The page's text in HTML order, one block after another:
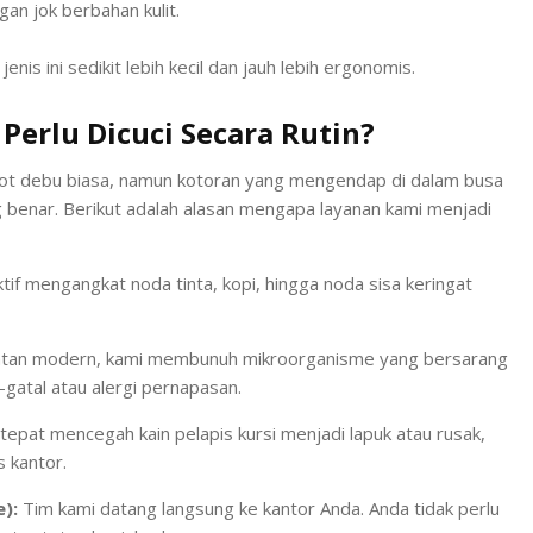
jok berbahan kulit.
ini sedikit lebih kecil dan jauh lebih ergonomis.
Dicuci Secara Rutin?
debu biasa, namun kotoran yang mengendap di dalam busa
Berikut adalah alasan mengapa layanan kami menjadi
mengangkat noda tinta, kopi, hingga noda sisa keringat
modern, kami membunuh mikroorganisme yang bersarang
atau alergi pernapasan.
mencegah kain pelapis kursi menjadi lapuk atau rusak,
kantor.
Tim kami datang langsung ke kantor Anda. Anda tidak perlu